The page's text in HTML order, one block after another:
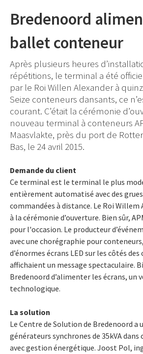
Bredenoord
ballet conteneur
Après plusieurs heures
répétitions, le terminal a été
par le Roi Willen Alexander à
Seize conteneurs dansants, ce
courant. C’était la cérémonie
nouveau terminal à conteneurs
Maasvlakte, près du port de
Bas, le 24 avril 2015.
Demande du client
Ce terminal est le terminal le plus
entièrement automatisé avec des
commandées à distance. Le Roi Willem
à la cérémonie d’ouverture. Bien sûr,
pour l'occasion. Le producteur
avec une chorégraphie pour
d’énormes écrans LED sur les côtés
affichaient un message spectaculaire.
Bredenoord d’alimenter les écrans, un
technologique.
La solution
Le Centre de Solution de Bredenoord a
générateurs synchrones de 35kVA dans
avec gestion énergétique. Joost Pol,